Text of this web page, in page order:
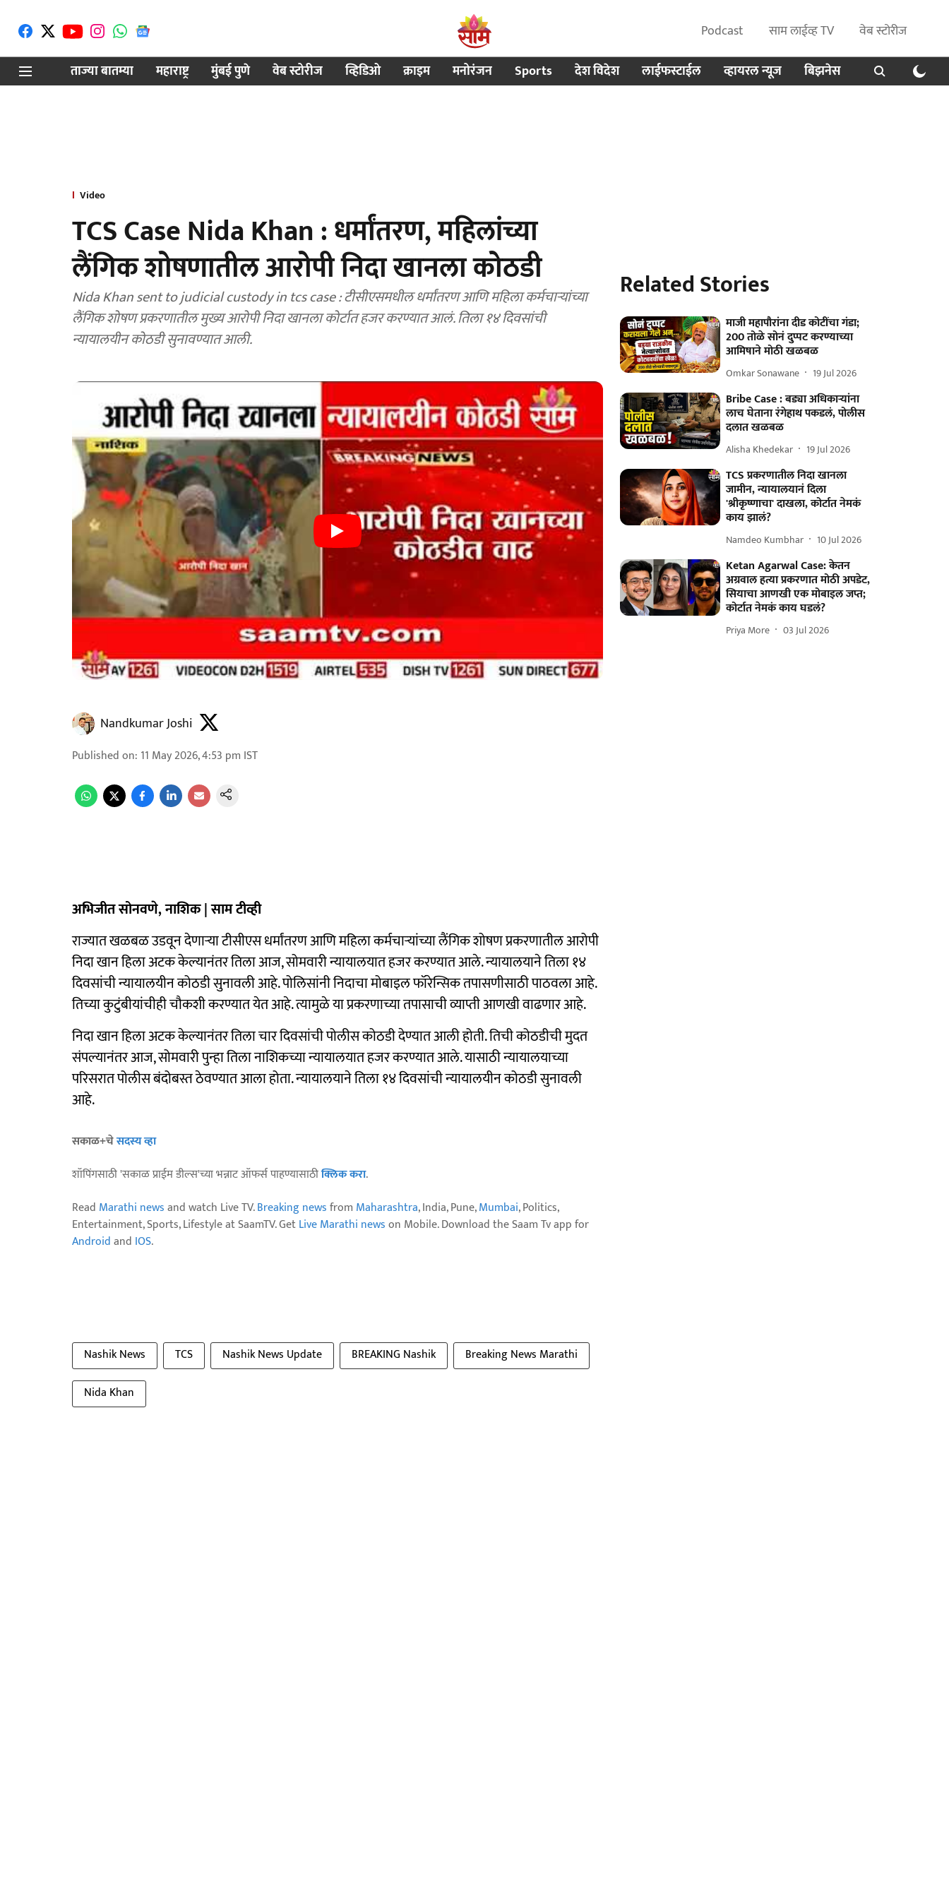
Podcast साम लाईव्ह TV
वेब स्टोरीज
ताज्या बातम्या
महाराष्ट्र मुंबई पुणे वेब स्टोरीज व्हिडिओ क्राइम मनोरंजन Sports देश विदेश लाईफस्टाईल व्हायरल न्यूज बिझनेस
Video
TCS Case Nida Khan : धर्मांतरण, महिलांच्या
लैंगिक शोषणातील आरोपी निदा खानला कोठडी
Nida Khan sent to judicial custody in tcs case : टीसीएसमधील धर्मांतरण आणि महिला कर्मचाऱ्यांच्या
लैंगिक शोषण प्रकरणातील मुख्य आरोपी निदा खानला कोर्टात हजर करण्यात आलं. तिला १४ दिवसांची
न्यायालयीन कोठडी सुनावण्यात आली.
Nandkumar Joshi
Published on: 11 May 2026, 4:53 pm IST
अभिजीत सोनवणे, नाशिक | साम टीव्ही
राज्यात खळबळ उडवून देणाऱ्या टीसीएस धर्मांतरण आणि महिला कर्मचाऱ्यांच्या लैंगिक शोषण प्रकरणातील आरोपी
निदा खान हिला अटक केल्यानंतर तिला आज, सोमवारी न्यायालयात हजर करण्यात आले. न्यायालयाने तिला १४
दिवसांची न्यायालयीन कोठडी सुनावली आहे. पोलिसांनी निदाचा मोबाइल फॉरेन्सिक तपासणीसाठी पाठवला आहे.
तिच्या कुटुंबीयांचीही चौकशी करण्यात येत आहे. त्यामुळे या प्रकरणाच्या तपासाची व्याप्ती आणखी वाढणार आहे.
निदा खान हिला अटक केल्यानंतर तिला चार दिवसांची पोलीस कोठडी देण्यात आली होती. तिची कोठडीची मुदत
संपल्यानंतर आज, सोमवारी पुन्हा तिला नाशिकच्या न्यायालयात हजर करण्यात आले. यासाठी न्यायालयाच्या
परिसरात पोलीस बंदोबस्त ठेवण्यात आला होता. न्यायालयाने तिला १४ दिवसांची न्यायालयीन कोठडी सुनावली
आहे.
सकाळ+चेसदस्य व्हा
शॉपिंगसाठी 'सकाळ प्राईम डील्स'च्या भन्नाट ऑफर्स पाहण्यासाठीक्लिक करा.
Read Marathi newsand watch Live TV.Breaking newsfrom Maharashtra, India, Pune,Mumbai, Politics,
Entertainment, Sports, Lifestyle at SaamTV. GetLive Marathi newson Mobile. Download the Saam Tv app for
Androidand IOS.
Nashik News TCS Nashik News Update BREAKING Nashik
Breaking News Marathi
Nida Khan
Related Stories
माजी महापौरांना दीड कोटींचा गंडा;
200 तोळे सोनं दुप्पट करण्याच्या
आमिषाने मोठी खळबळ
Omkar Sonawane 19 Jul 2026
Bribe Case : बड्या अधिकाऱ्यांना
लाच घेताना रंगेहाथ पकडलं, पोलीस
दलात खळबळ
Alisha Khedekar 19 Jul 2026
TCS प्रकरणातील निदा खानला
जामीन, न्यायालयानं दिला
'श्रीकृष्णाचा' दाखला, कोर्टात नेमकं
काय झालं?
Namdeo Kumbhar 10 Jul 2026
Ketan Agarwal Case: केतन
अग्रवाल हत्या प्रकरणात मोठी अपडेट,
सियाचा आणखी एक मोबाइल जप्त;
कोर्टात नेमकं काय घडलं?
Priya More 03 Jul 2026